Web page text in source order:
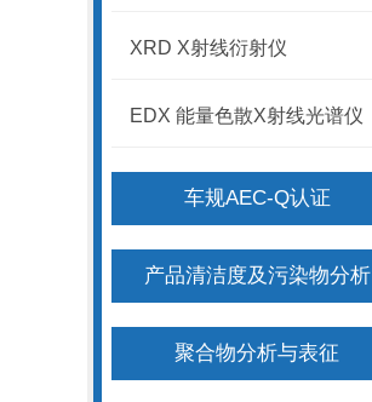
XRD X射线衍射仪
EDX 能量色散X射线光谱仪
车规AEC-Q认证
产品清洁度及污染物分析
聚合物分析与表征